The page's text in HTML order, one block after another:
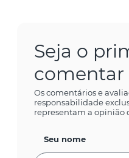
Seja o
comentar
Os comentários e
responsabilidade
representam a opinião
Seu nome